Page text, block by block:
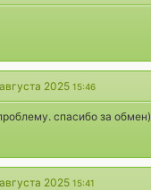
2025 15:46
спасибо за обмен)
2025 15:41